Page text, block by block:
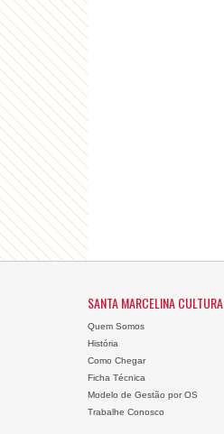
SANTA MARCELINA CULTURA
Quem Somos
História
Como Chegar
Ficha Técnica
Modelo de Gestão por OS
Trabalhe Conosco